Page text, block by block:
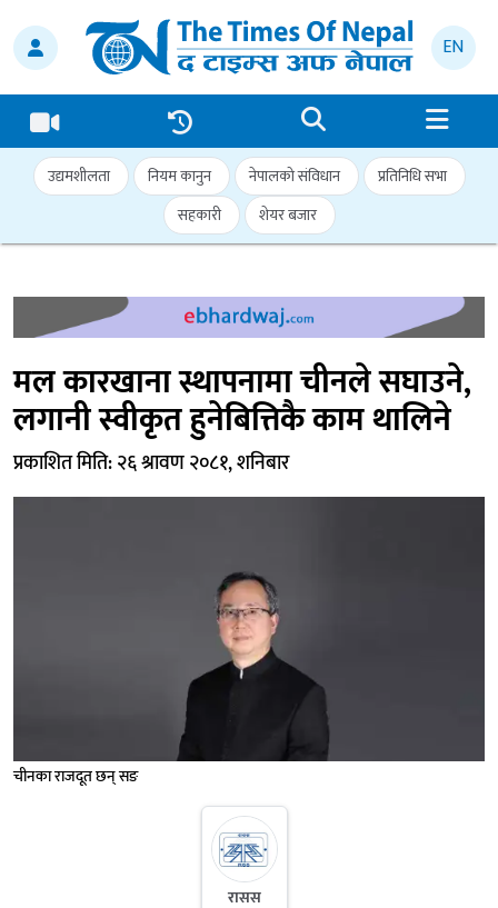
EN
उद्यमशीलता नियम कानुन नेपालको संविधान
प्रतिनिधि सभा
सहकारी
शेयर बजार
मल कारखाना स्थापनामा चीनले सघाउने,
लगानी स्वीकृत हुनेबित्तिकै काम थालिने
प्रकाशित मिति: २६ श्रावण २०८१, शनिबार
चीनका राजदूत छन् सङ
रासस